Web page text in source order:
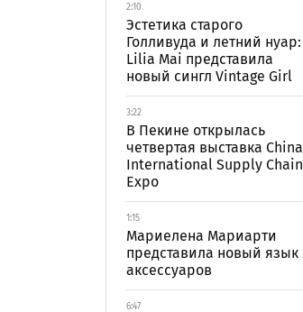
2:10
Эстетика старого
Голливуда и летний нуар:
Lilia Mai представила
новый сингл Vintage Girl
3:22
В Пекине открылась
четвертая выставка China
International Supply Chain
Expo
1:15
Мариелена Мариарти
представила новый язык
аксессуаров
6:47